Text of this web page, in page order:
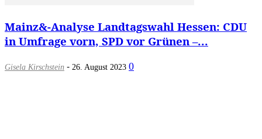
Mainz&-Analyse Landtagswahl Hessen: CDU
in Umfrage vorn, SPD vor Grünen –...
Gisela Kirschstein - 26. August 2023 0